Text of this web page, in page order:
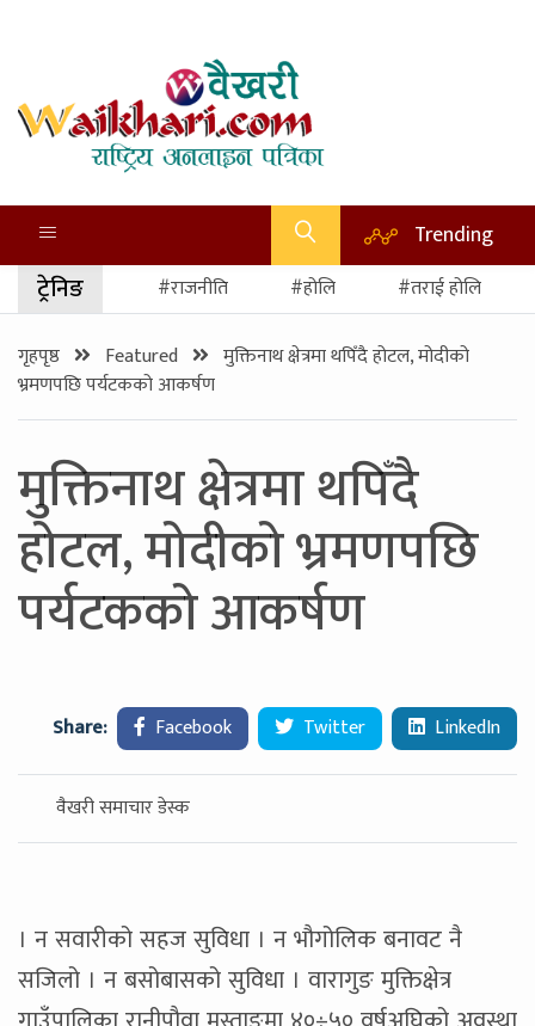
Trending
ट्रेनिङ #राजनीति #होलि #तराई होलि
गृहपृष्ठ Featured
मुक्तिनाथ क्षेत्रमा थपिँदै होटल, मोदीको
भ्रमणपछि पर्यटकको आकर्षण
मुक्तिनाथ क्षेत्रमा थपिँदै
होटल, मोदीको भ्रमणपछि
पर्यटकको आकर्षण
Share: Facebook Twitter LinkedIn
वैखरी समाचार डेस्क
। न सवारीको सहज सुविधा । न भौगोलिक बनावट नै
सजिलो । न बसोबासको सुविधा । वारागुङ मुक्तिक्षेत्र